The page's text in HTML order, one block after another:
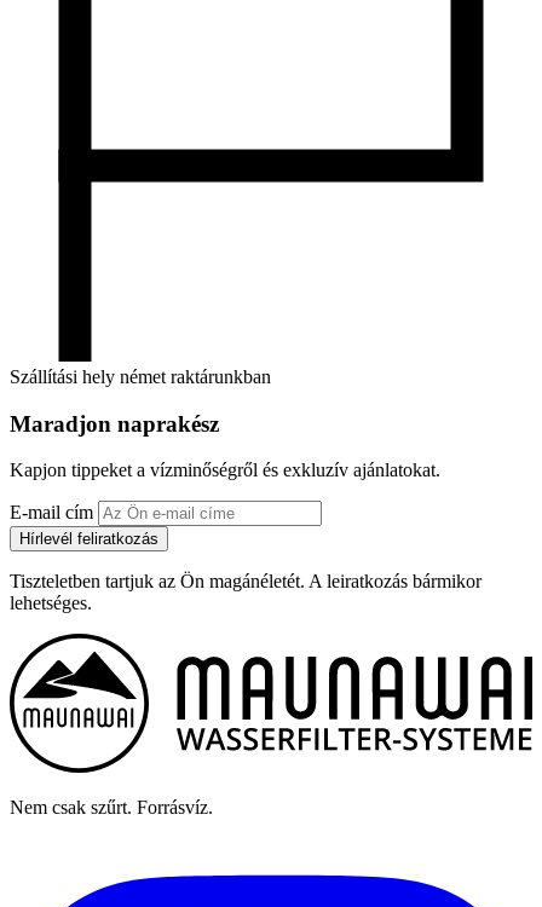
Szállítási hely német raktárunkban
Maradjon naprakész
Kapjon tippeket a vízminőségről és exkluzív ajánlatokat.
E-mail cím
Hírlevél feliratkozás
Tiszteletben tartjuk az Ön magánéletét. A leiratkozás bármikor
lehetséges.
Nem csak szűrt. Forrásvíz.